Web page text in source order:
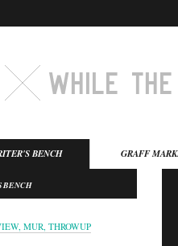
BENCH GRAFF
BENCH
, MUR THROWUP